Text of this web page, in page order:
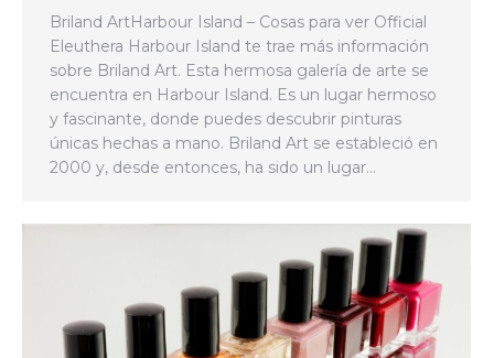
Briland ArtHarbour Island – Cosas para ver Official
Eleuthera Harbour Island te trae más información
sobre Briland Art. Esta hermosa galería de arte se
encuentra en Harbour Island. Es un lugar hermoso
y fascinante, donde puedes descubrir pinturas
únicas hechas a mano. Briland Art se estableció en
2000 y, desde entonces, ha sido un lugar…